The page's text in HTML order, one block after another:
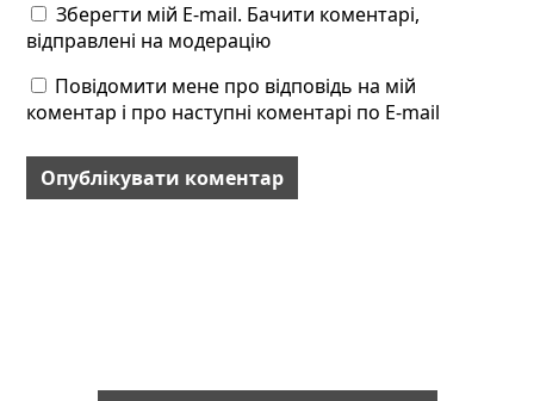
Зберегти мій E-mail. Бачити коментарі,
відправлені на модерацію
Повідомити мене про відповідь на мій
коментар і про наступні коментарі по E-mail